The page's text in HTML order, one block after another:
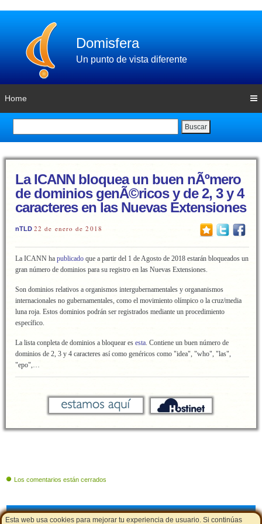
Esta web usa cookies para mejorar tu experiencia de usuario. Si continúas
Domisfera
Un punto de vista diferente
Home
Buscar
La ICANN bloquea un buen nÃºmero
de dominios genÃ©ricos y de 2, 3 y 4
caracteres en las Nuevas Extensiones
nTLD 22 de enero de 2018
La ICANN ha publicado que a partir del 1 de Agosto de 2018 estarán bloqueados un
gran número de dominios para su registro en las Nuevas Extensiones.
Son dominios relativos a organismos intergubernamentales y organanismos
internacionales no gubernamentales, como el movimiento olímpico o la cruz/media
luna roja. Estos dominios podrán ser registrados mediante un procedimiento
específico.
La lista conpleta de dominios a bloquear es esta. Contiene un buen número de
dominios de 2, 3 y 4 caracteres así como genéricos como "idea", "who", "las",
"epo",…
Los comentarios están cerrados
Cupones de descuento Aviso Legal - Política de Cookies |LSSI